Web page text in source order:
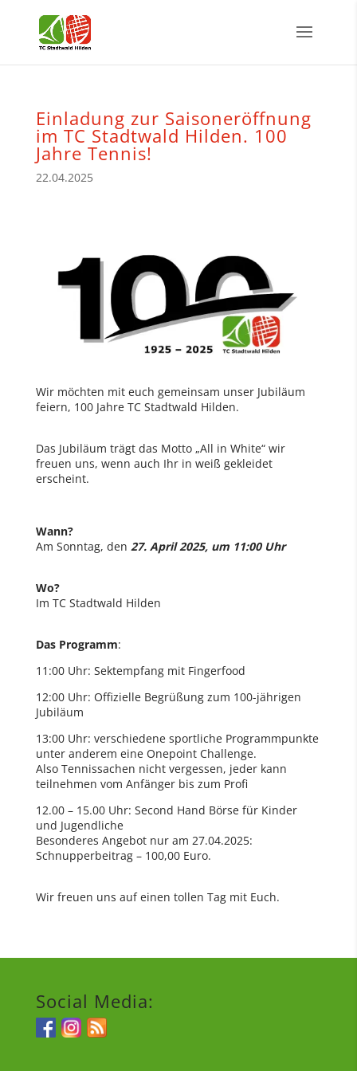
Einladung zur Saisoneröffnung
im TC Stadtwald Hilden. 100
Jahre Tennis!
22.04.2025
Wir möchten mit euch gemeinsam unser Jubiläum
feiern, 100 Jahre TC Stadtwald Hilden.
Das Jubiläum trägt das Motto „All in White“ wir
freuen uns, wenn auch Ihr in weiß gekleidet
erscheint.
Wann?
Am Sonntag, den 27. April 2025, um 11:00 Uhr
Wo?
Im TC Stadtwald Hilden
Das Programm:
11:00 Uhr: Sektempfang mit Fingerfood
12:00 Uhr: Offizielle Begrüßung zum 100-jährigen
Jubiläum
13:00 Uhr: verschiedene sportliche Programmpunkte
unter anderem eine Onepoint Challenge.
Also Tennissachen nicht vergessen, jeder kann
teilnehmen vom Anfänger bis zum Profi
12.00 – 15.00 Uhr: Second Hand Börse für Kinder
und Jugendliche
Besonderes Angebot nur am 27.04.2025:
Schnupperbeitrag – 100,00 Euro.
Wir freuen uns auf einen tollen Tag mit Euch.
Social Media: